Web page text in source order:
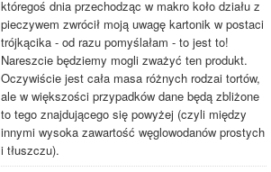
któregoś dnia przechodząc w makro koło działu z
pieczywem zwrócił moją uwagę kartonik w postaci
trójkącika - od razu pomyślałam - to jest to!
Nareszcie będziemy mogli zważyć ten produkt.
Oczywiście jest cała masa różnych rodzai tortów,
ale w większości przypadków dane będą zbliżone
to tego znajdującego się powyżej (czyli między
innymi wysoka zawartość węglowodanów prostych
i tłuszczu).